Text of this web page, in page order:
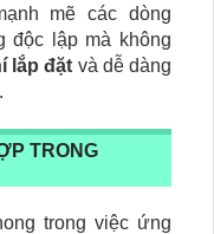
mẽ các dòng
độc lập mà không
lắp đặt và dễ dàng
TRONG
trong việc ứng